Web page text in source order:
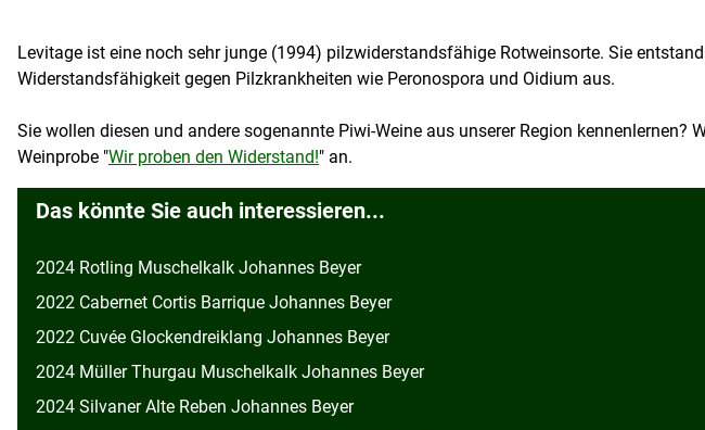
Levitage ist eine noch sehr junge (1994) pilzwiderstandsfähige Rotweinsorte. Sie
Widerstandsfähigkeit gegen Pilzkrankheiten wie Peronospora und Oidium aus.
Sie wollen diesen und andere sogenannte Piwi-Weine aus unserer Region kennenlernen?
Weinprobe "Wir proben den Widerstand!" an.
Das könnte Sie auch interessieren...
2024 Rotling Muschelkalk Johannes Beyer
2022 Cabernet Cortis Barrique Johannes Beyer
2022 Cuvée Glockendreiklang Johannes Beyer
2024 Müller Thurgau Muschelkalk Johannes Beyer
2024 Silvaner Alte Reben Johannes Beyer